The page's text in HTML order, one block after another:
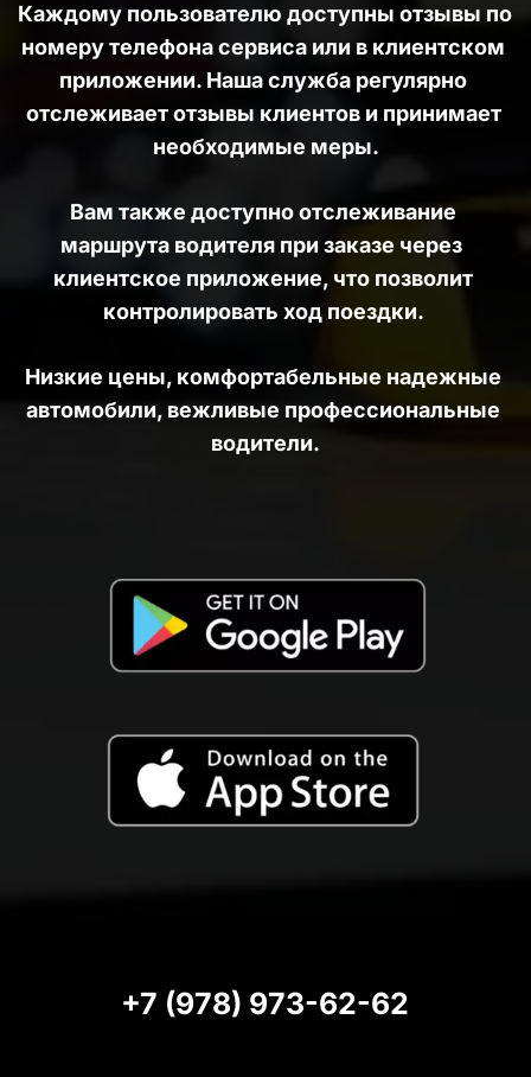
Каждому пользователю доступны отзывы по
номеру телефона сервиса или в клиентском
приложении. Наша служба регулярно
отслеживает отзывы клиентов и принимает
необходимые меры.
Вам также доступно отслеживание
маршрута водителя при заказе через
клиентское приложение, что позволит
контролировать ход поездки.
Низкие цены, комфортабельные надежные
автомобили, вежливые профессиональные
водители.
+7 (978) 973-62-62